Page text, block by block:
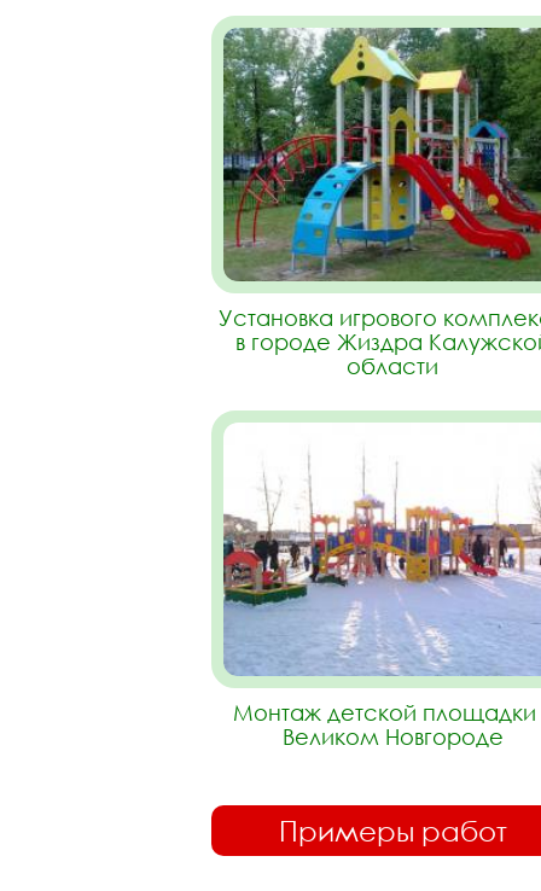
Установка игрового
в городе Жиздра
области
Монтаж детской площадки
Великом Новгороде
Примеры работ